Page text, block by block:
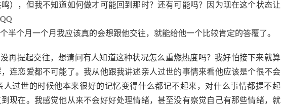
），但我不知道如何做才可能回到那时？还有可能吗？因为现在这个状态让
半个月一个月我应该真的会想跟他交往，就能给他一个比较肯定的答覆了。
再提起交往，想请问有人知道这种状况怎么重燃热度吗？我好怕接下来就算
连恋爱都不可能了。我从他跟我讲述亲人过世的事情来看他应该是个很不会
人过世的时候他本来很好的记忆变得什么都记不起来，对什么事情都提不起
现在。我感觉他从来不会好好处理情绪，甚至没有察觉自己有那些情绪，就